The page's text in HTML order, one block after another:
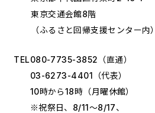
東京交通会館8階
（ふるさと回帰支援センター内）
TEL080-7735-3852 （直通）
03-6273-4401
（代表）
10時から18時（月曜休館）
※祝祭日、8/11～8/17、